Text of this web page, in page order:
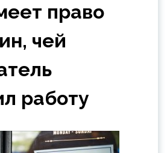
право
чей
работу